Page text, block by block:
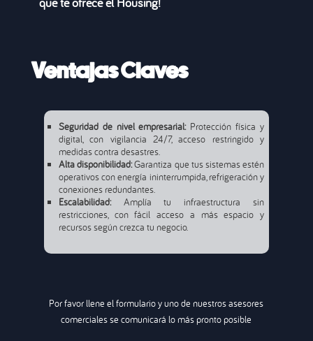
Ventajas Claves
Seguridad de nivel empresarial: Protección física y
digital, con vigilancia 24/7, acceso restringido y
medidas contra desastres.
Alta disponibilidad:Garantiza que tus sistemas estén
operativos con energía ininterrumpida, refrigeración y
conexiones redundantes.
Escalabilidad: Amplía tu infraestructura sin
restricciones, con fácil acceso a más espacio y
recursos según crezca tu negocio.
Por favor llene el formulario y uno de nuestros asesores
comerciales se comunicará lo más pronto posible